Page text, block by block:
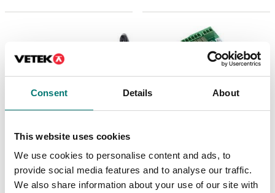
Consent Details About
This website uses cookies
We use cookies to personalise content and ads, to
provide social media features and to analyse our traffic.
We also share information about your use of our site with
Fäste för
väggmontering, CS och
I/O-kit, för R71 TD52
DT61XW